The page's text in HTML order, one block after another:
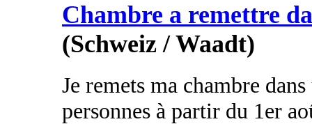
Chambre a remettre
(Schweiz / Waadt)
Je remets ma chambre
personnes à partir du 1er